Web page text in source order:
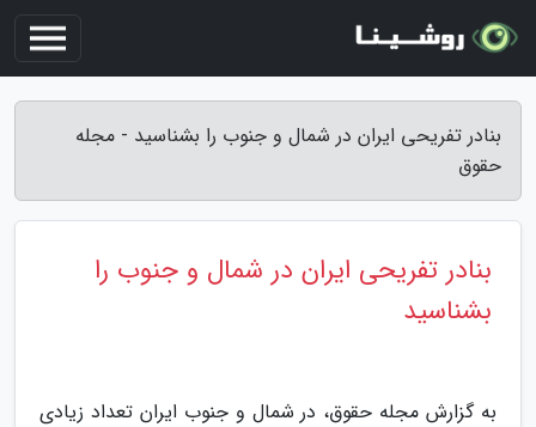
بنادر تفریحی ایران در شمال و جنوب را بشناسید - مجله
حقوق
بنادر تفریحی ایران در شمال و جنوب را
بشناسید
به گزارش مجله حقوق، در شمال و جنوب ایران تعداد زیادی